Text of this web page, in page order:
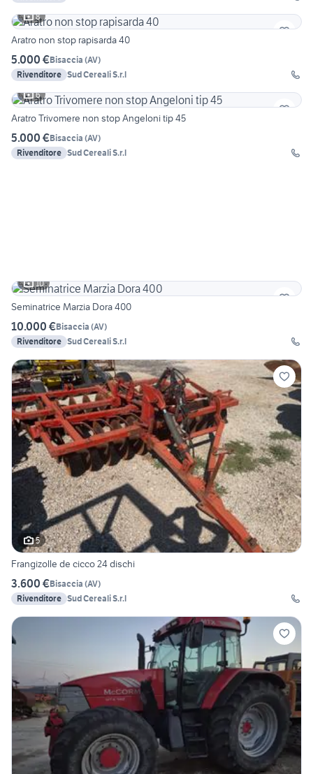
8
Aratro non stop rapisarda 40
5.000 €Bisaccia (AV)
Rivenditore Sud Cereali S.r.l
6
Aratro Trivomere non stop Angeloni tip 45
5.000 €Bisaccia (AV)
Rivenditore Sud Cereali S.r.l
10
Seminatrice Marzia Dora 400
10.000 €Bisaccia (AV)
Rivenditore Sud Cereali S.r.l
5
Frangizolle de cicco 24 dischi
3.600 €Bisaccia (AV)
Rivenditore Sud Cereali S.r.l